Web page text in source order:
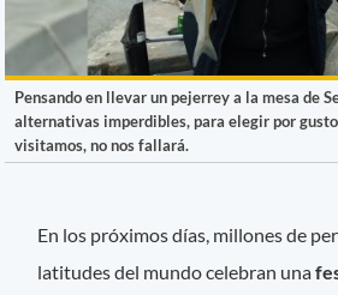
Pensando en llevar un pejerrey a la mesa de
alternativas imperdibles, para elegir por
visitamos, no nos fallará.
En los próximos días, millones de
latitudes del mundo celebran una